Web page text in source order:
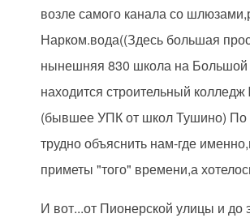
возле самого канала со
Нарком.вода((Здесь большая
нынешняя 830 школа на Большой
находится строительный
(бывшее УПК от школ Тушино) По
трудно объяснить нам-где
приметы "того" времени,а
И вот...от Пионерской улицы и до